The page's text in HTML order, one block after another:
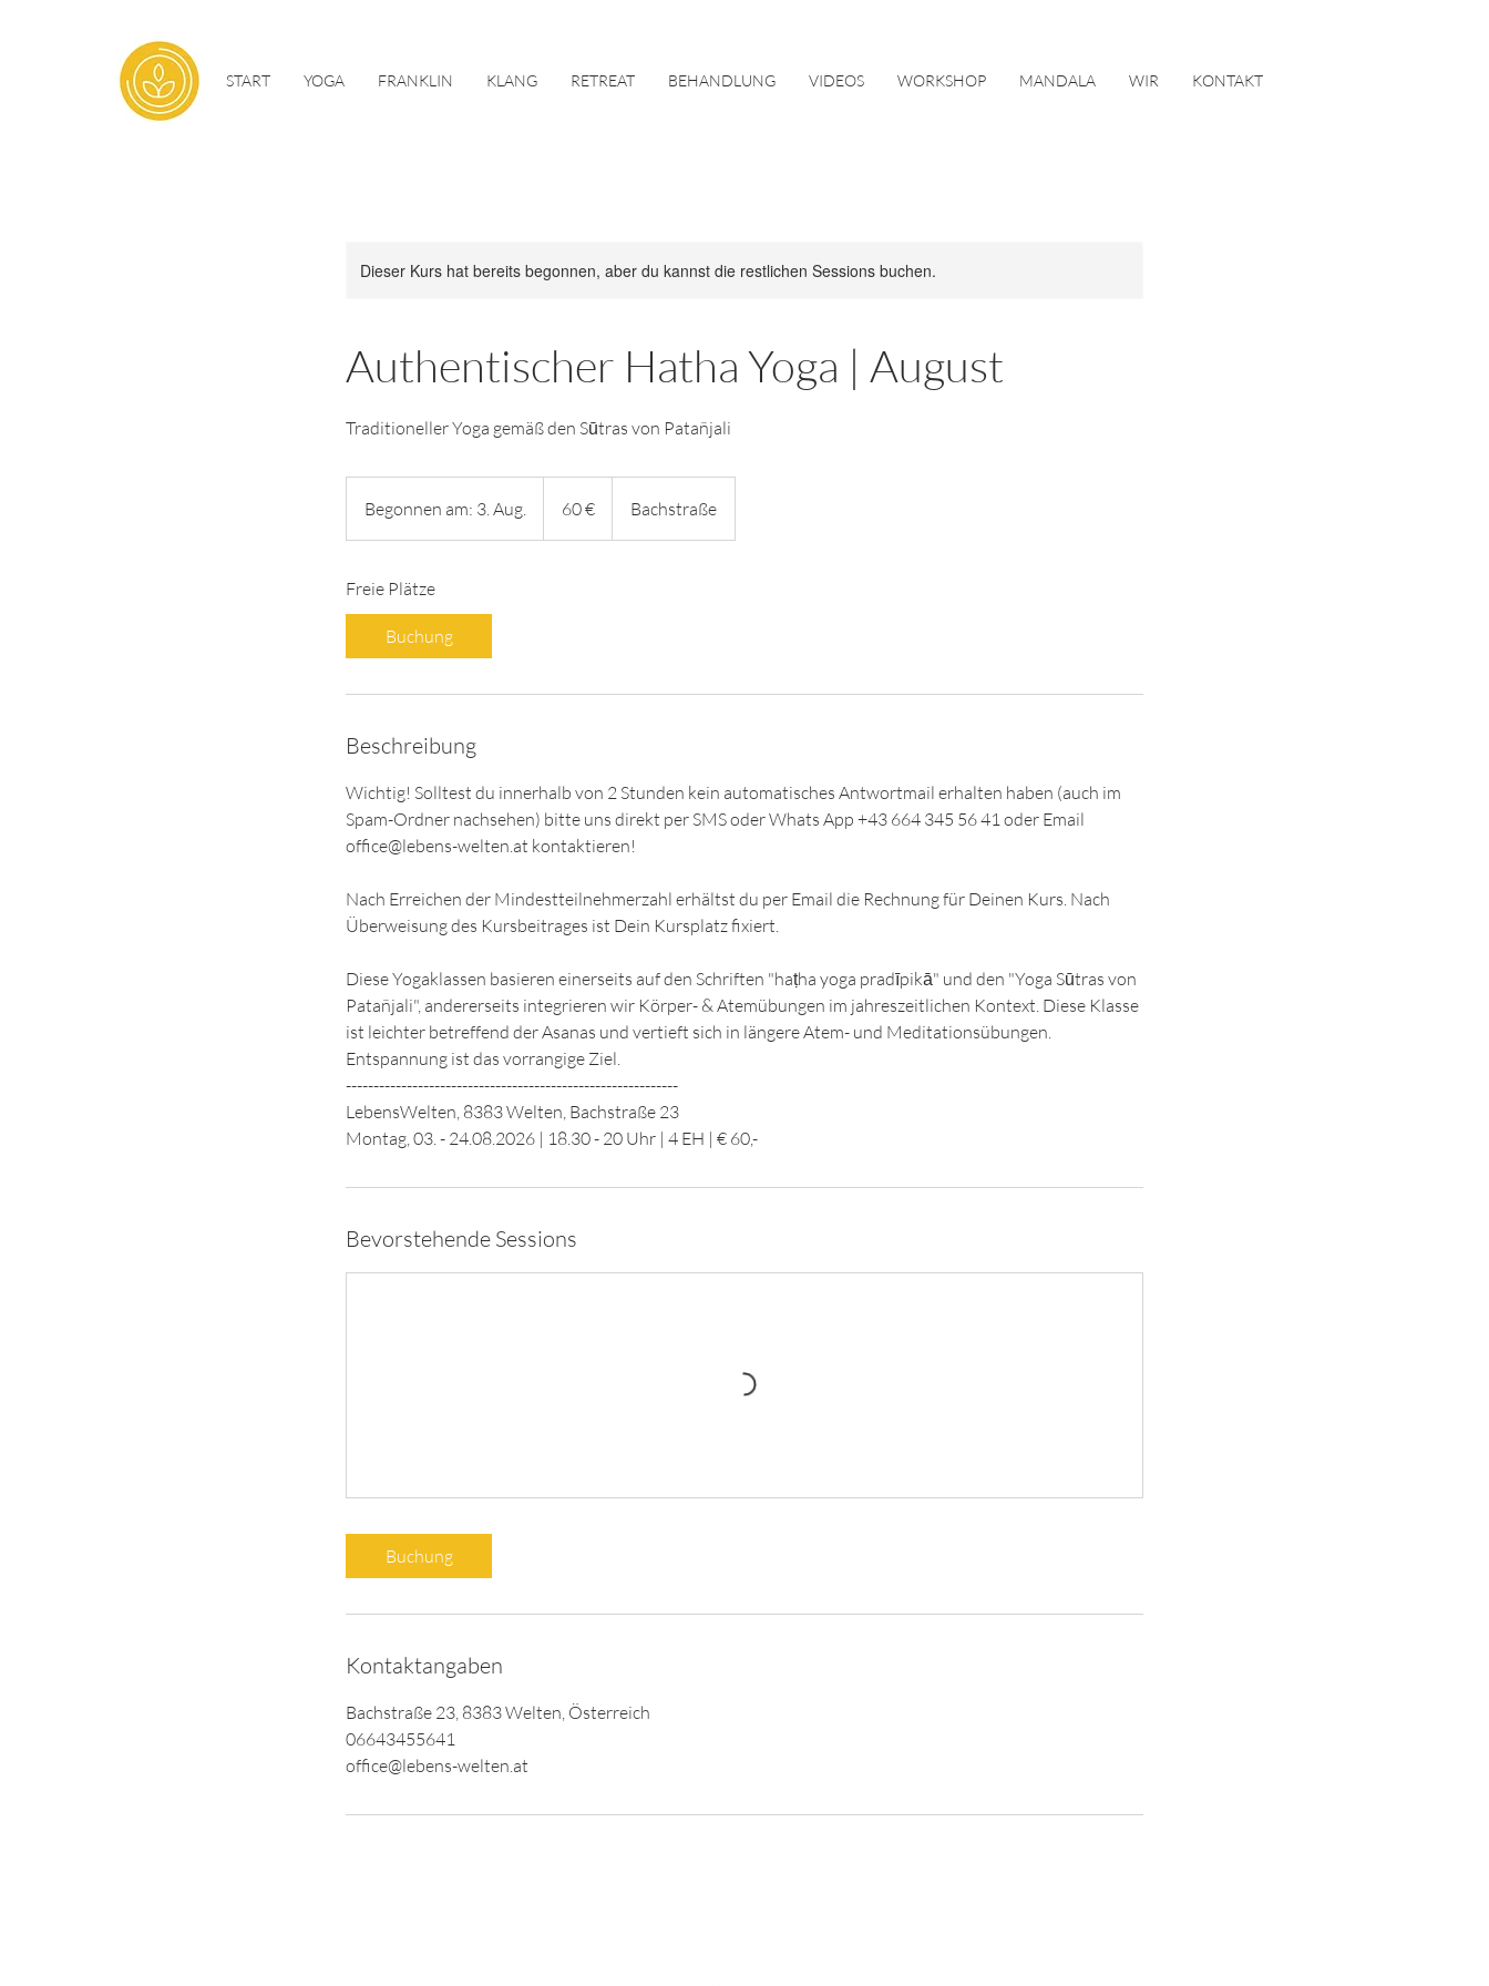
START YOGA FRANKLIN KLANG RETREAT BEHANDLUNG VIDEOS WORKSHOP MANDALA WIR KONTAKT
Dieser Kurs hat bereits begonnen, aber du kannst die restlichen Sessions buchen.
Authentischer Hatha Yoga | August
Traditioneller Yoga gemäß den Sūtras von Patañjali
Begonnen am: 3. Aug.
e
n
3
.
A
g
.
60 € Bachstraße
Freie Plätze
Buchung
Beschreibung
Wichtig! Solltest du innerhalb von 2 Stunden kein automatisches Antwortmail erhalten haben (auch im
Spam-Ordner nachsehen) bitte uns direkt per SMS oder Whats App +43 664 345 56 41 oder Email
office@lebens-welten.at kontaktieren!
Nach Erreichen der Mindestteilnehmerzahl erhältst du per Email die Rechnung für Deinen Kurs. Nach
Überweisung des Kursbeitrages ist Dein Kursplatz fixiert.
Diese Yogaklassen basieren einerseits auf den Schriften "haṭha yoga pradīpikā" und den "Yoga Sūtras von
Patañjali", andererseits integrieren wir Körper- & Atemübungen im jahreszeitlichen Kontext. Diese Klasse
ist leichter betreffend der Asanas und vertieft sich in längere Atem- und Meditationsübungen.
Entspannung ist das vorrangige Ziel.
------------------------------------------------------------
LebensWelten, 8383 Welten, Bachstraße 23
Montag, 03. - 24.08.2026 | 18.30 - 20 Uhr | 4 EH | € 60,-
Bevorstehende Sessions
Buchung
Kontaktangaben
Bachstraße 23, 8383 Welten, Österreich
06643455641
office@lebens-welten.at